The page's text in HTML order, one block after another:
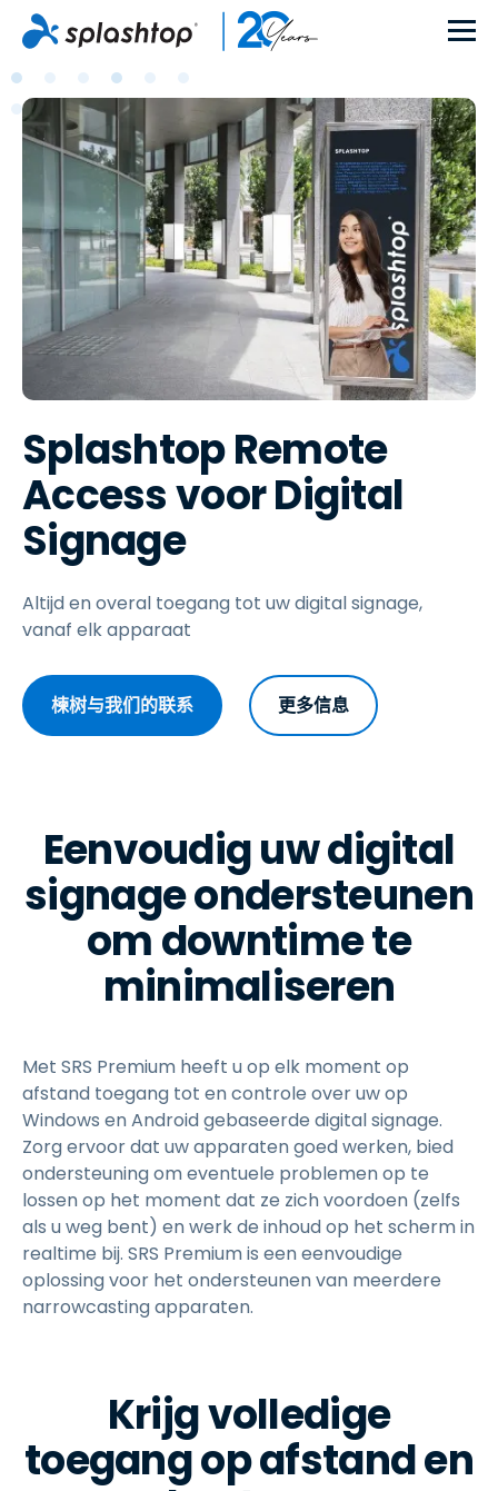
Splashtop Remote
Access voor Digital
Signage
Altijd en overal toegang tot uw digital signage,
vanaf elk apparaat
楝树与我们的联系 更多信息
Eenvoudig uw digital
signage ondersteunen
om downtime te
minimaliseren
Met SRS Premium heeft u op elk moment op
afstand toegang tot en controle over uw op
Windows en Android gebaseerde digital signage.
Zorg ervoor dat uw apparaten goed werken, bied
ondersteuning om eventuele problemen op te
lossen op het moment dat ze zich voordoen (zelfs
als u weg bent) en werk de inhoud op het scherm in
realtime bij. SRS Premium is een eenvoudige
oplossing voor het ondersteunen van meerdere
narrowcasting apparaten.
Krijg volledige
toegang op afstand en